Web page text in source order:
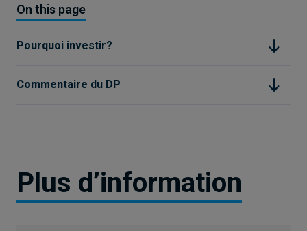
On this page
Pourquoi investir?
Commentaire du DP
Plus d’information